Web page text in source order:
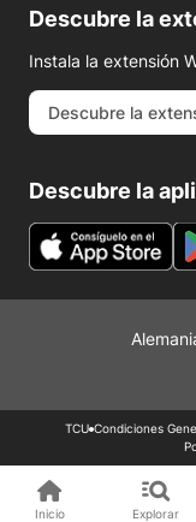
Descubre la
Instala la extensión
Descubre la
Descubre la
TCU Condiciones
Inicio Explorar